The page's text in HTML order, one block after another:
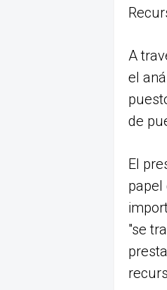
A
el
de
El
papel
"se